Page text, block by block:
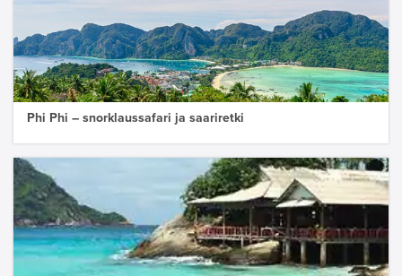
Phi Phi – snorklaussafari ja saariretki